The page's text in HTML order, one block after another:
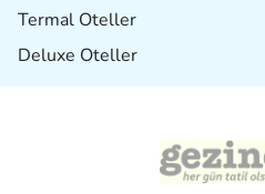
Termal Oteller
Deluxe Oteller